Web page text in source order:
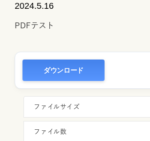
ONLINE
2024.5.16
PDFテスト
ダウンロード
ファイルサイズ
ファイル数